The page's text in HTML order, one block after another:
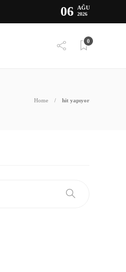
06 AĞU
2026
0
Home hit yapıyor